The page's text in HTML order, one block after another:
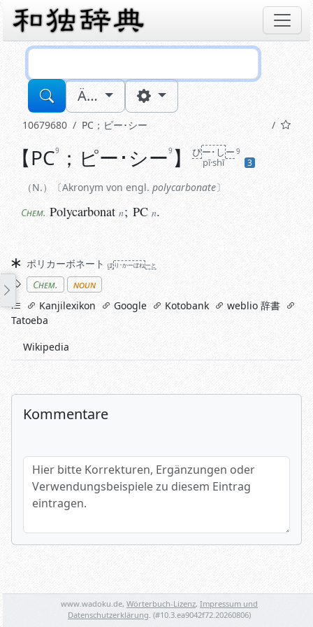
Ä…
10679680 PC ； ピー･シー
N. Akronym von engl. polycarbonate
Chem. Polycarbonat n
【PC9 ； ピー･シー9 】 ぴー･しー
pī·shī
9
3
N. Akronym von engl. polycarbonate
Chem. Polycarbonat n; PC n.
Synonyme
ポリカーボネート ぽり･かーぼねーと
Stichworte
Chem.
noun
linksKanjilexikon Google Kotobank
weblio 辞書
Tatoeba
Wikipedia
Kommentare
Hier bitte Korrekturen, Ergänzungen oder
Spamtest: 6+2=?
www.wadoku.de, Wörterbuch-Lizenz, Impressum und
Datenschutzerklärung . (#10.3.ea9042f72.20260806)